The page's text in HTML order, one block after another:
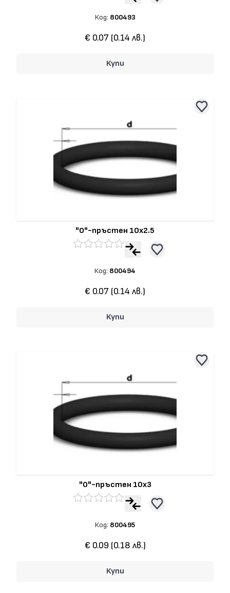
Код: 800493
€ 0.07 (0.14 лв.)
Купи
"О"-пръстен 10x2.5
Код: 800494
€ 0.07 (0.14 лв.)
Купи
"О"-пръстен 10x3
Код: 800495
€ 0.09 (0.18 лв.)
Купи